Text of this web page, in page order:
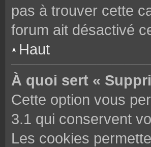
pas à trouver cette
forum ait désactivé
Haut
À quoi sert «
Cette option vous
3.1 qui conservent
Les cookies